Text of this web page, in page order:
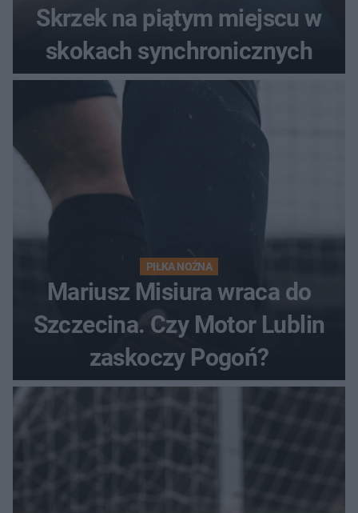
Skrzek na piątym miejscu w
skokach synchronicznych
PIŁKA NOŻNA
Mariusz Misiura wraca do
Szczecina. Czy Motor Lublin
zaskoczy Pogoń?